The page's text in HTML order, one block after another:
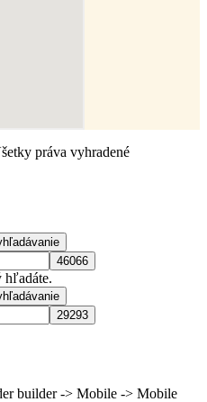
práva vyhradené
hľadáte.
builder -> Mobile -> Mobile